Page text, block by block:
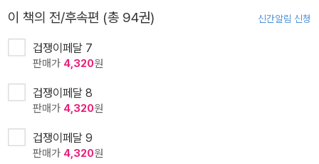
이 책의 전/후속편 (총 94권) 신간알림 신청
겁쟁이페달 7
판매가 4,320원
겁쟁이페달 8
판매가 4,320원
겁쟁이페달 9
판매가 4,320원